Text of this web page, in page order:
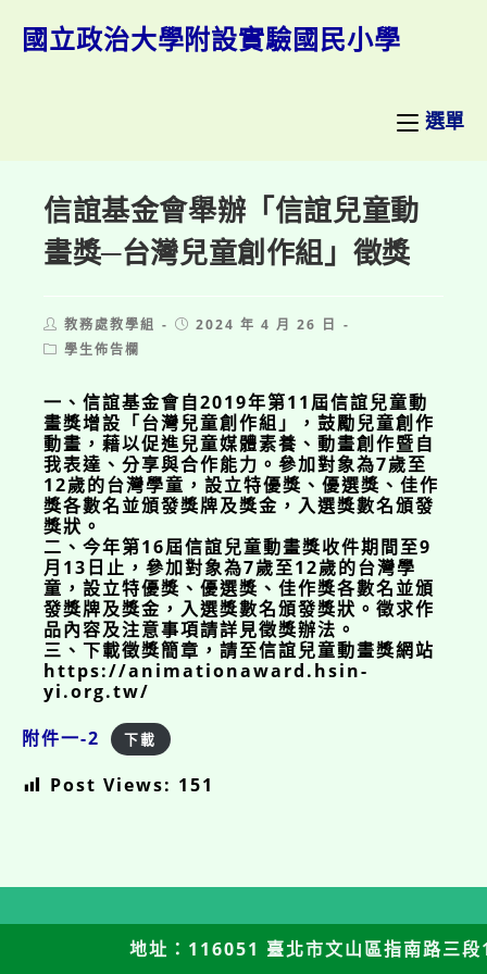
國立政治大學附設實驗國民小學
選單
信誼基金會舉辦「信誼兒童動
畫獎─台灣兒童創作組」徵獎
Post
author:
教務處教學組
Post2024 年 4 月 26 日
Post學生佈告欄
一、信誼基金會自2019年第11屆信誼兒童動
畫獎增設「台灣兒童創作組」，鼓勵兒童創作
動畫，藉以促進兒童媒體素養、動畫創作暨自
我表達、分享與合作能力。參加對象為7歲至
12歲的台灣學童，設立特優獎、優選獎、佳作
獎各數名並頒發獎牌及獎金，入選獎數名頒發
獎狀。
二、今年第16屆信誼兒童動畫獎收件期間至9
月13日止，參加對象為7歲至12歲的台灣學
童，設立特優獎、優選獎、佳作獎各數名並頒
發獎牌及獎金，入選獎數名頒發獎狀。徵求作
品內容及注意事項請詳見徵獎辦法。
三、下載徵獎簡章，請至信誼兒童動畫獎網站
https://animationaward.hsin-
yi.org.tw/
附件一-2
下載
Post Views: 151
地址：116051 臺北市文山區指南路三